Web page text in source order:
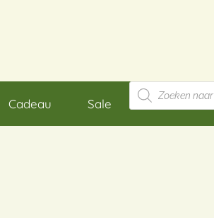
Cadeau Sale
Producten
zoeken